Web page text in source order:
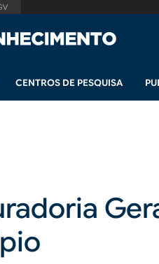
CENTROS DE PESQUISA